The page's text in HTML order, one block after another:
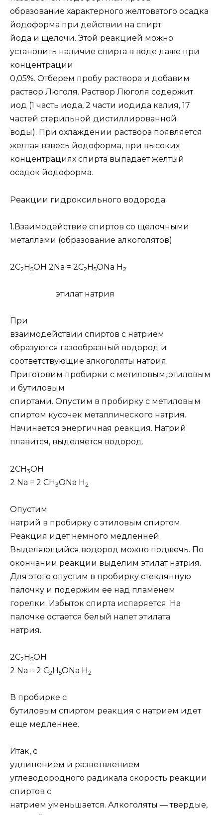
образование характерного желтоватого осадка
йодоформа при действии на спирт
йода и щелочи. Этой реакцией можно
установить наличие спирта в воде даже при
концентрации
0,05%. Отберем пробу раствора и добавим
раствор Люголя. Раствор Люголя содержит
иод (1 часть иода, 2 части иодида калия, 17
частей стерильной дистиллированной
воды). При охлаждении раствора появляется
желтая взвесь йодоформа, при высоких
концентрациях спирта выпадает желтый
осадок йодоформа.
Реакции гидроксильного водорода:
1.Взаимодействие спиртов со щелочными
металлами (образование алкоголятов)
2C2H5OH 2Na = 2C2H5ONa H2
этилат натрия
При
взаимодействии спиртов с натрием
образуются газообразный водород и
соответствующие алкоголяты натрия.
Приготовим пробирки с метиловым, этиловым
и бутиловым
спиртами. Опустим в пробирку с метиловым
спиртом кусочек металлического натрия.
Начинается энергичная реакция. Натрий
плавится, выделяется водород.
2СН3ОН
2 Na = 2 CH3ONa H2
Опустим
натрий в пробирку с этиловым спиртом.
Реакция идет немного медленней.
Выделяющийся водород можно поджечь. По
окончании реакции выделим этилат натрия.
Для этого опустим в пробирку стеклянную
палочку и подержим ее над пламенем
горелки. Избыток спирта испаряется. На
палочке остается белый налет этилата
натрия.
2С2Н5ОН
2 Na = 2 C2H5ONa H2
В пробирке с
бутиловым спиртом реакция с натрием идет
еще медленнее.
Итак, с
удлинением и разветвлением
углеводородного радикала скорость реакции
спиртов с
натрием уменьшается. Алкоголяты — твердые,